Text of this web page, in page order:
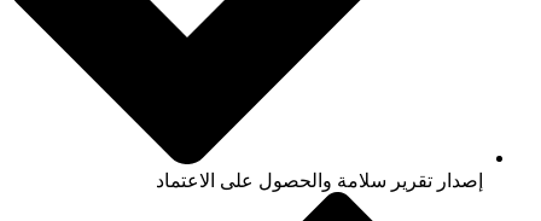
إصدار تقرير سلامة والحصول على الاعتماد